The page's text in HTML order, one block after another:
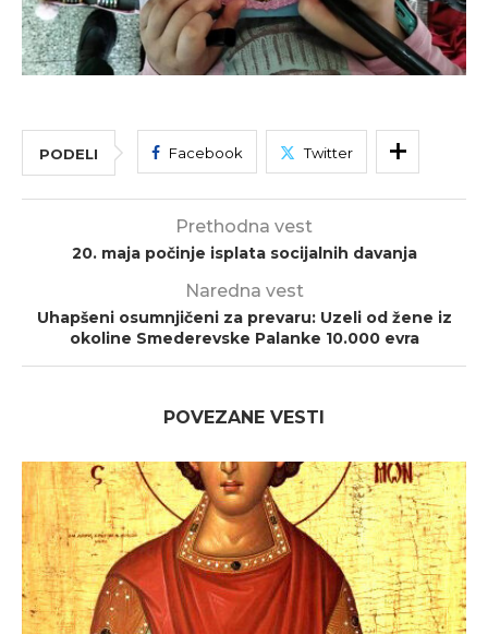
PODELI Facebook Twitter
Prethodna vest
20. maja počinje isplata socijalnih davanja
Naredna vest
Uhapšeni osumnjičeni za prevaru: Uzeli od žene iz
okoline Smederevske Palanke 10.000 evra
POVEZANE VESTI